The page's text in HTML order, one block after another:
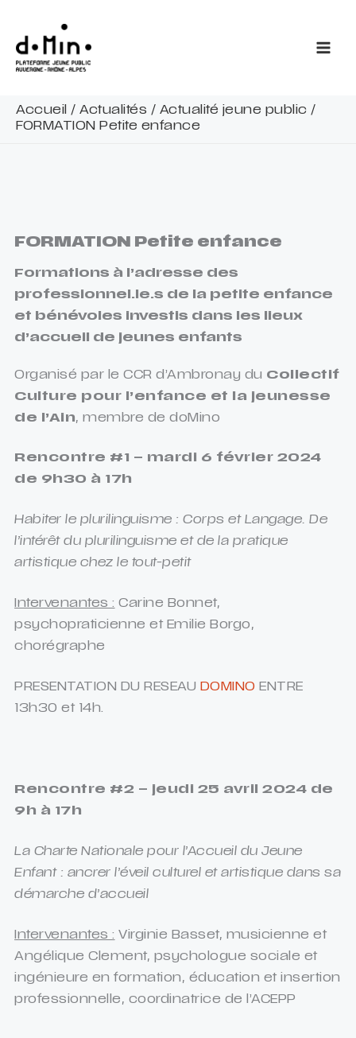
contenu
Accueil / Actualités / Actualité jeune public /
FORMATION Petite enfance
FORMATION Petite enfance
Formations à l’adresse des
professionnel.le.s de la petite enfance
et bénévoles investis dans les lieux
d’accueil de jeunes enfants
Organisé par le CCR d’Ambronay du Collectif
Culture pour l’enfance et la jeunesse
de l’Ain, membre de doMino
Rencontre #1 – mardi 6 février 2024
de 9h30 à 17h
Habiter le plurilinguisme : Corps et Langage. De
l’intérêt du plurilinguisme et de la pratique
artistique chez le tout-petit
Intervenantes : Carine Bonnet,
psychopraticienne et Emilie Borgo,
chorégraphe
PRESENTATION DU RESEAU DOMINO ENTRE
13h30 et 14h.
Rencontre #2 – jeudi 25 avril 2024 de
9h à 17h
La Charte Nationale pour l’Accueil du Jeune
Enfant : ancrer l’éveil culturel et artistique dans sa
démarche d’accueil
Intervenantes : Virginie Basset, musicienne et
Angélique Clement, psychologue sociale et
ingénieure en formation, éducation et insertion
professionnelle, coordinatrice de l’ACEPP